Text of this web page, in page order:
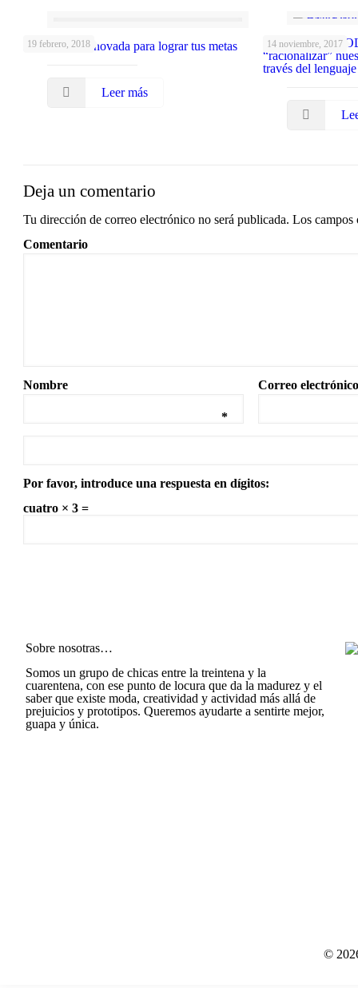
19 febrero, 2018
Autoestima renovada para lograr tus metas
Leer más
14 noviembre, 2017
“racionalizar”
través del lenguaje
Deja un comentario
Tu dirección de correo electrónico no será publicada. Los campos
Comentario
Nombre
*
Correo electrónico
Por favor, introduce una respuesta en dígitos:
cuatro × 3 =
Sobre nosotras…
Somos un grupo de chicas entre la treintena y la
cuarentena, con ese punto de locura que da la madurez y el
saber que existe moda, creatividad y actividad más allá de
prejuicios y prototipos. Queremos ayudarte a sentirte mejor,
guapa y única.
©